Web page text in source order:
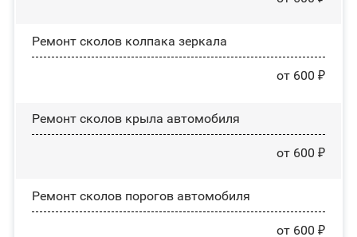
Ремонт сколов колпака зеркала
от 600 ₽
Ремонт сколов крыла автомобиля
от 600 ₽
Ремонт сколов порогов автомобиля
от 600 ₽